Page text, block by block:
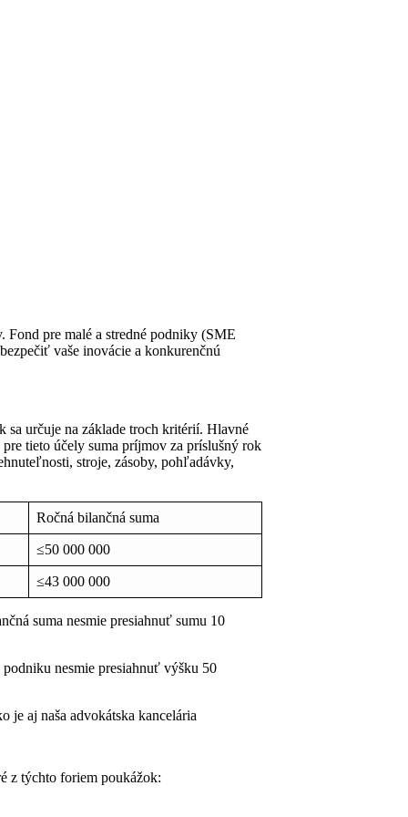
pre malé a stredné podniky (SME
vaše inovácie a konkurenčnú
sa určuje na základe troch kritérií. Hlavné
tieto účely suma príjmov za príslušný rok
stroje, zásoby, pohľadávky,
Ročná bilančná suma
≤50 000 000
≤43 000 000
suma nesmie presiahnuť sumu 10
nesmie presiahnuť výšku 50
je aj naša advokátska kancelária
z týchto foriem poukážok: